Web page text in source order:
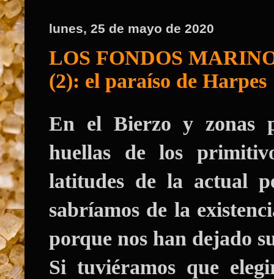
lunes, 25 de mayo de 2020
LOS FONDOS
(2): el paraíso de Harpes
En el Bierzo y zonas
huellas de los
latitudes de la actual
sabríamos de la
porque nos han dejado
Si tuviéramos que